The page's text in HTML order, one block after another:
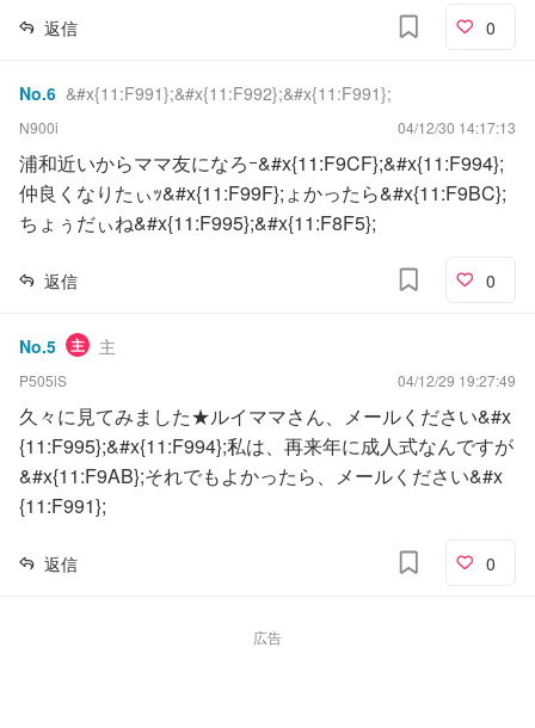
返信 0
No.6 &#x{11:F991};&#x{11:F992};&#x{11:F991};
N900i 04/12/30 14:17:13
浦和近いからママ友になろｰ&#x{11:F9CF};&#x{11:F994};
仲良くなりたぃｯ&#x{11:F99F};ょかったら&#x{11:F9BC};
ちょぅだぃね&#x{11:F995};&#x{11:F8F5};
返信 0
No.5 主 主
P505iS 04/12/29 19:27:49
久々に見てみました★ルイママさん、メールください&#x
{11:F995};&#x{11:F994};私は、再来年に成人式なんですが
&#x{11:F9AB};それでもよかったら、メールください&#x
{11:F991};
返信 0
広告